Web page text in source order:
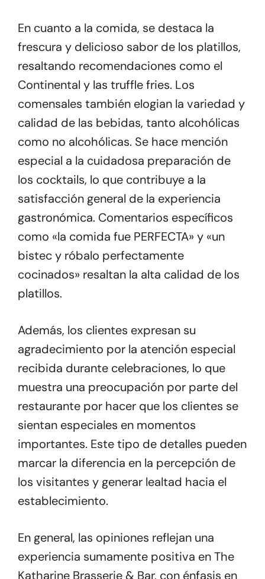
En cuanto a la comida, se destaca la
frescura y delicioso sabor de los platillos,
resaltando recomendaciones como el
Continental y las truffle fries. Los
comensales también elogian la variedad y
calidad de las bebidas, tanto alcohólicas
como no alcohólicas. Se hace mención
especial a la cuidadosa preparación de
los cocktails, lo que contribuye a la
satisfacción general de la experiencia
gastronómica. Comentarios específicos
como «la comida fue PERFECTA» y «un
bistec y róbalo perfectamente
cocinados» resaltan la alta calidad de los
platillos.
Además, los clientes expresan su
agradecimiento por la atención especial
recibida durante celebraciones, lo que
muestra una preocupación por parte del
restaurante por hacer que los clientes se
sientan especiales en momentos
importantes. Este tipo de detalles pueden
marcar la diferencia en la percepción de
los visitantes y generar lealtad hacia el
establecimiento.
En general, las opiniones reflejan una
experiencia sumamente positiva en The
Katharine Brasserie & Bar, con énfasis en